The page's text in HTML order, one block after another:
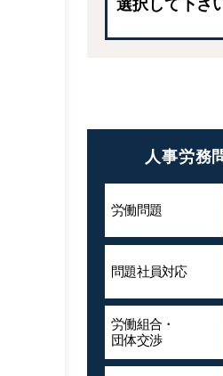
人事労務
労働問題
問題社員対応
労働組合・
団体交渉